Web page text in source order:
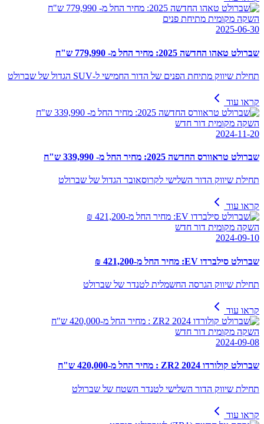
השקה מקומית מתיחת פנים
2025-06-30
שברולט טאהו החדשה 2025: מחיר החל מ- 779,990 ש"ח
תחילת שיווק מתיחת הפנים של הדור החמישי ל-SUV הגדול של שברולט
קראו עוד
השקה מקומית דור חדש
2024-11-20
שברולט טראוורס החדשה 2025: מחיר החל מ- 339,990 ש"ח
תחילת שיווק הדור השלישי לקרוסאובר הגדול של שברולט
קראו עוד
השקה מקומית דור חדש
2024-09-10
שברולט סילברדו EV: מחיר החל מ-421,200 ₪
תחילת שיווק הגרסה החשמלית לטנדר של שברולט
קראו עוד
השקה מקומית דור חדש
2024-09-08
שברולט קולורדו ZR2 2024 : מחיר החל מ-420,000 ש"ח
תחילת שיווק הדור השלישי לטנדר השטח של שברולט
קראו עוד